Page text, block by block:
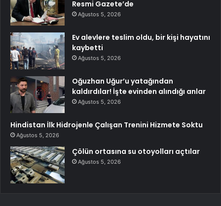
Resmi Gazete’de
Ağustos 5, 2026
Ev alevlere teslim oldu, bir kişi hayatını
kaybetti
Ağustos 5, 2026
Oğuzhan Uğur’u yatağından
kaldırdılar! İşte evinden alındığı anlar
Ağustos 5, 2026
Hindistan İlk Hidrojenle Çalışan Trenini Hizmete Soktu
Ağustos 5, 2026
Çölün ortasına su otoyolları açtılar
Ağustos 5, 2026